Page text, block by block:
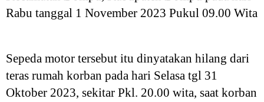
Rabu tanggal 1 November 2023 Pukul 09.00 Wita
Sepeda motor tersebut itu dinyatakan hilang dari
teras rumah korban pada hari Selasa tgl 31
Oktober 2023, sekitar Pkl. 20.00 wita, saat korban